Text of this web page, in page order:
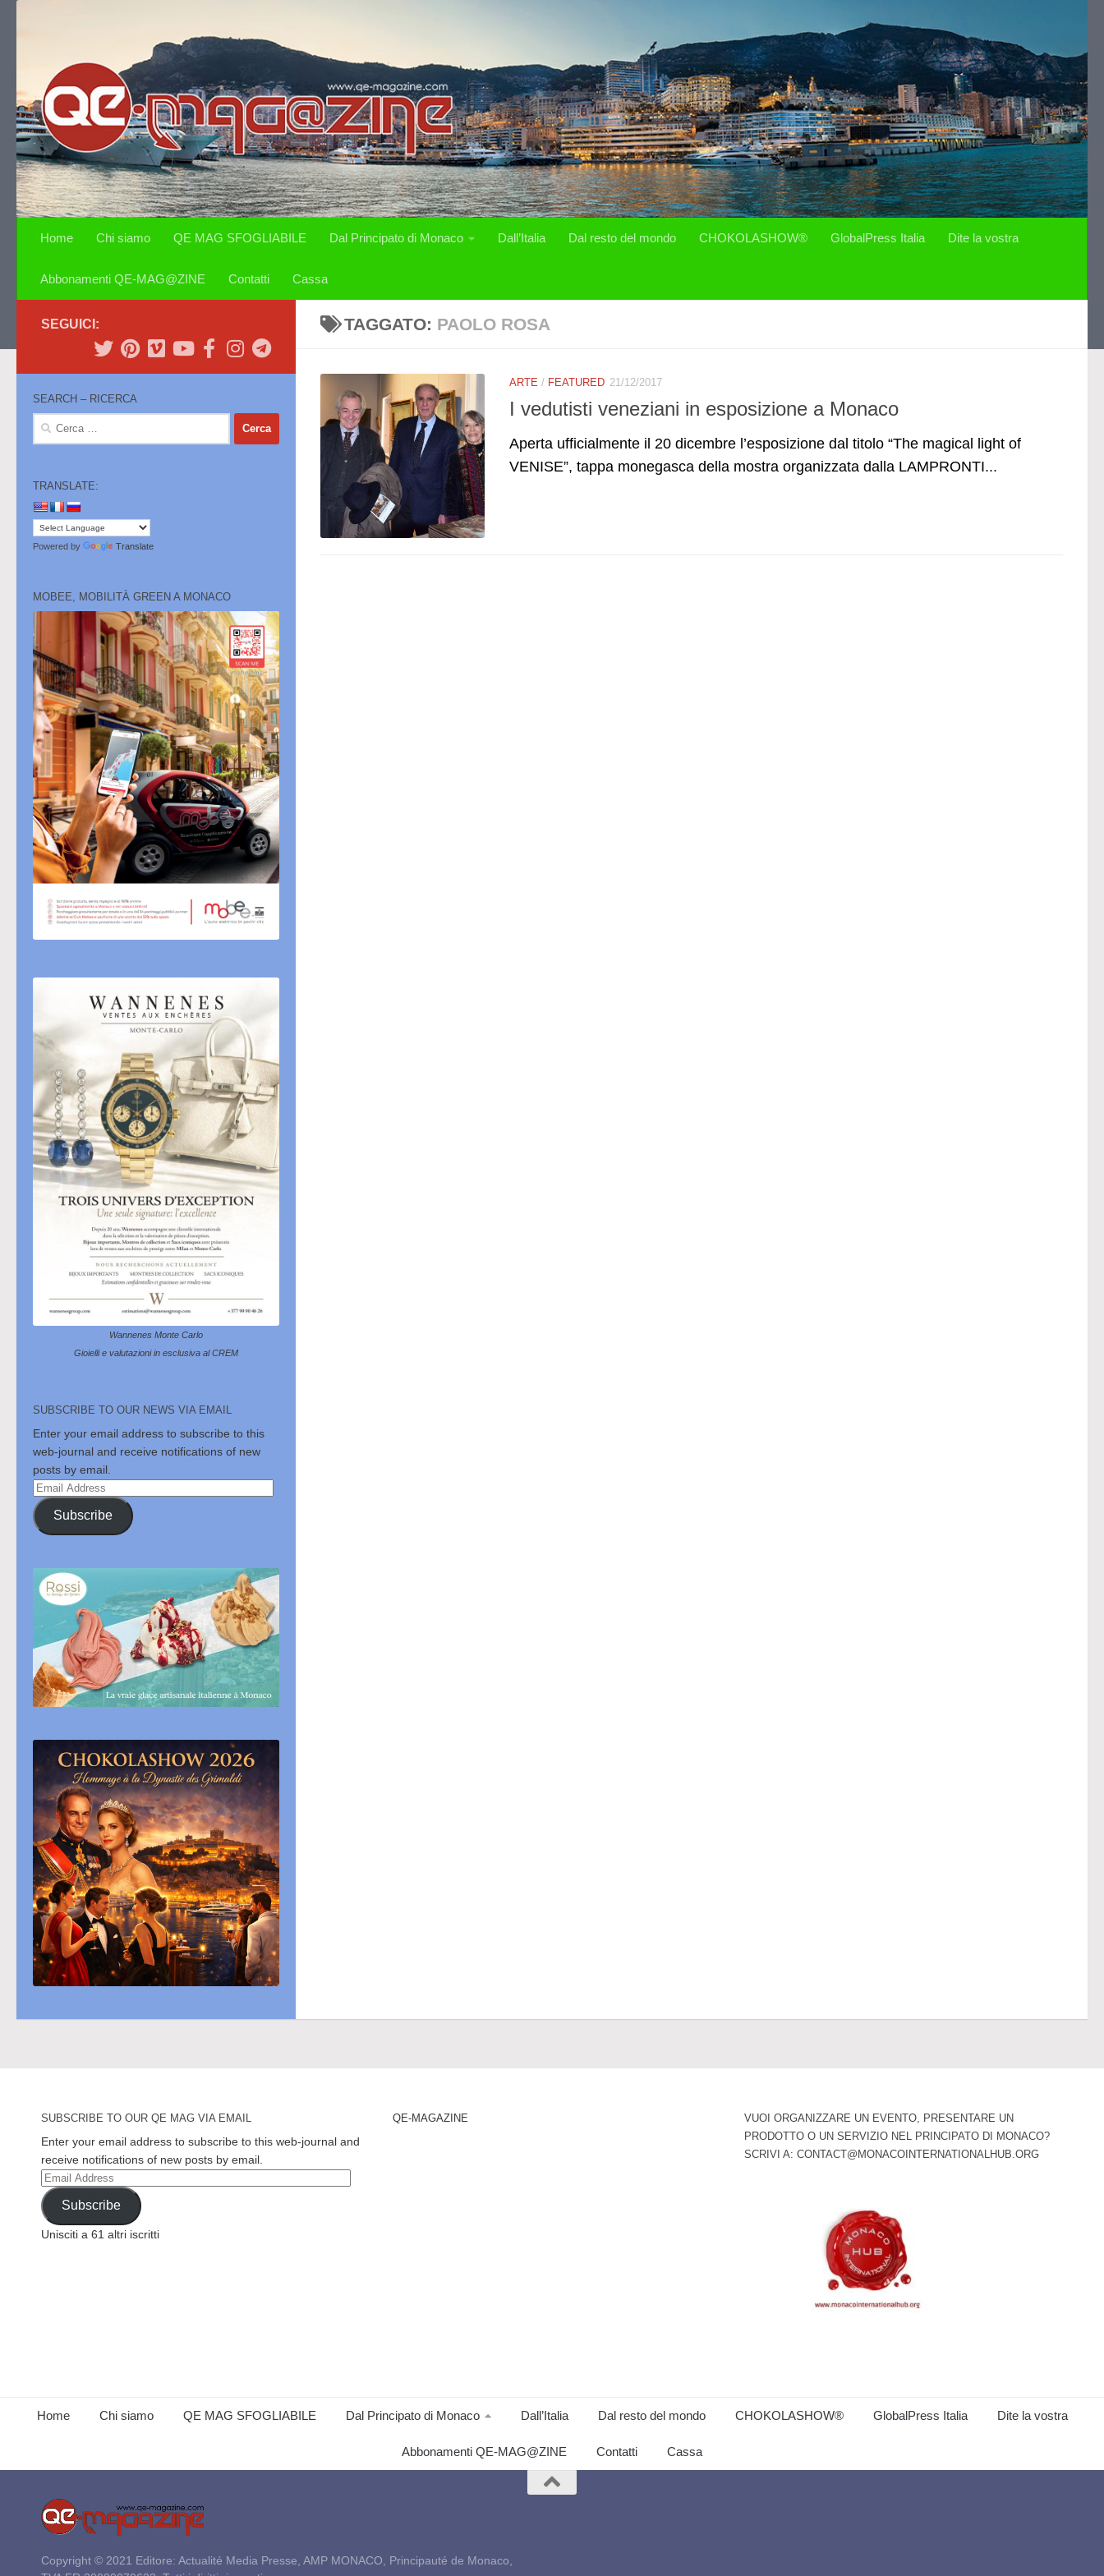
Home Chi siamo QE MAG SFOGLIABILE Dal Principato di Monaco Dall’Italia Dal resto del mondo CHOKOLASHOW® GlobalPress Italia Dite la vostra
Abbonamenti QE-MAG@ZINE Contatti Cassa
TAGGATO: PAOLO ROSA
ARTE / FEATURED 21/12/2017
I vedutisti veneziani in esposizione a Monaco
Aperta ufficialmente il 20 dicembre l’esposizione dal titolo “The magical light of
VENISE”, tappa monegasca della mostra organizzata dalla LAMPRONTI...
SEGUICI:
SEARCH – RICERCA
Ricerca
TRANSLATE:
Powered by Translate
MOBEE, MOBILITÀ GREEN A MONACO
Wannenes Monte Carlo
Gioielli e valutazioni in esclusiva al CREM
SUBSCRIBE TO OUR NEWS VIA EMAIL
Enter your email address to subscribe to this
web-journal and receive notifications of new
posts by email.
Email
Address
Subscribe
SUBSCRIBE TO OUR QE MAG VIA EMAIL
Enter your email address to subscribe to this web-journal and
receive notifications of new posts by email.
Email
Address
Subscribe
Unisciti a 61 altri iscritti
QE-MAGAZINE
VUOI ORGANIZZARE UN EVENTO, PRESENTARE UN
PRODOTTO O UN SERVIZIO NEL PRINCIPATO DI MONACO?
SCRIVI A: CONTACT@MONACOINTERNATIONALHUB.ORG
Home Chi siamo QE MAG SFOGLIABILE Dal Principato di Monaco Dall’Italia Dal resto del mondo CHOKOLASHOW® GlobalPress Italia Dite la vostra
Abbonamenti QE-MAG@ZINE Contatti Cassa
Copyright © 2021 Editore: Actualité Media Presse, AMP MONACO, Principauté de Monaco,